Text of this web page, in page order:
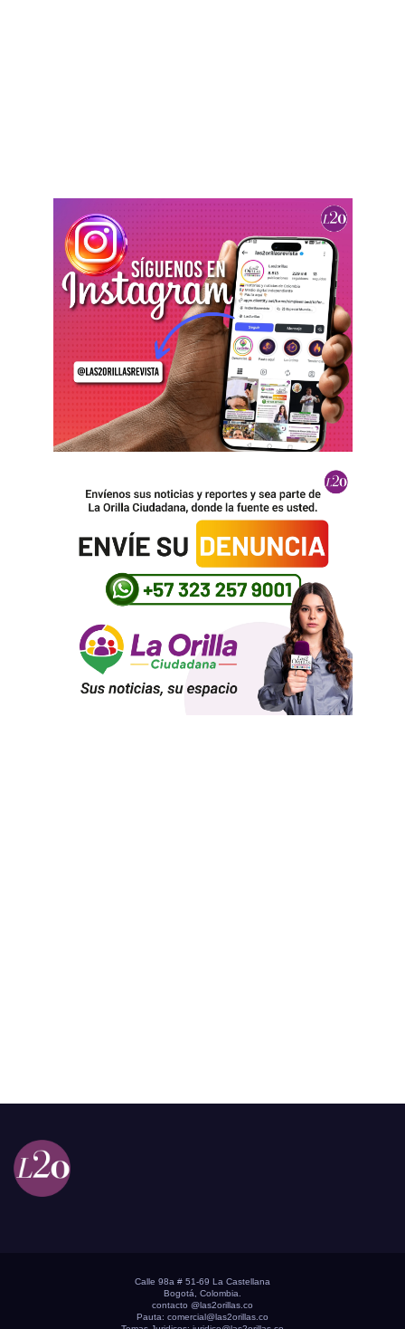
Calle 98a # 51-69 La Castellana
Bogotá, Colombia.
contacto @las2orillas.co
Pauta: comercial@las2orillas.co